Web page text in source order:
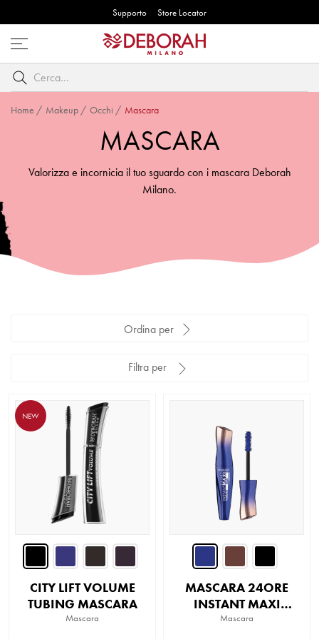
Supporto Store Locator
Apri
menu
Cerca
per
parole
Home / Makeup/ Occhi / Mascara
MASCARA
Valorizza e incornicia il tuo sguardo con i mascara Deborah
Milano.
Ordina per
Filtra per
NEW
CITY LIFT VOLUME
TUBING MASCARA
Mascara
MASCARA 24ORE
INSTANT MAXI
VOLUME CON
Mascara